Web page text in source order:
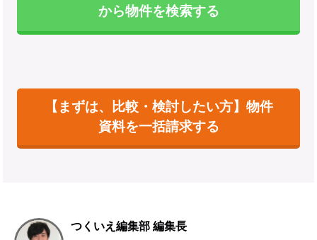
から物件を検索する
【まずは、比較・検討したい方】物件
資料を一括請求する
つくいえ編集部 編集長